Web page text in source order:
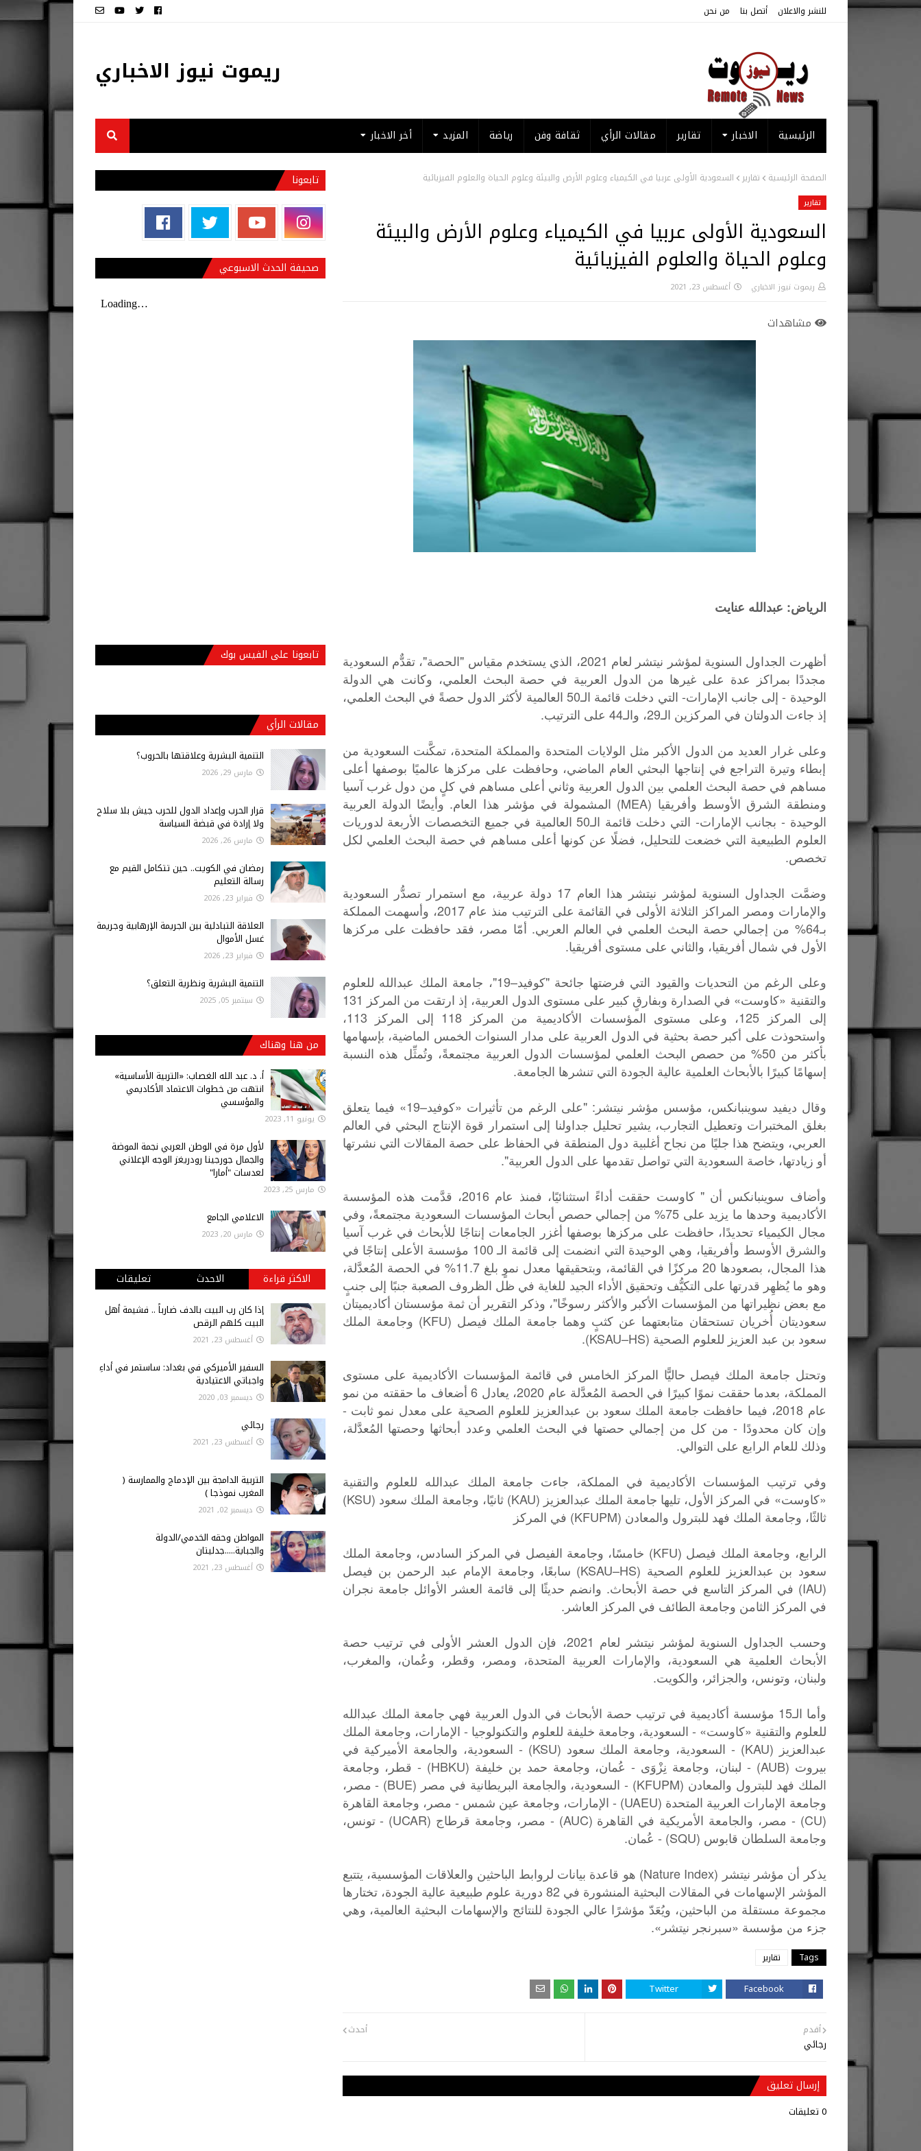
للنشر والاعلان أتصل بنا من نحن
ريموت نيوز الاخباري
الرئيسية الاخبار تقارير مقالات الرأي ثقافة وفن رياضة المزيد أخر الاخبار
الصفحة الرئيسية تقارير السعودية الأولى عربيا في الكيمياء وعلوم الأرض والبيئة وعلوم الحياة والعلوم الفيزيائية
تقارير
السعودية الأولى عربيا في الكيمياء وعلوم الأرض والبيئة
وعلوم الحياة والعلوم الفيزيائية
ريموت نيوز الاخباري أغسطس 23, 2021
مشاهدات
الرياض: عبدالله عنايت
أظهرت الجداول السنوية لمؤشر نيتشر لعام 2021، الذي يستخدم مقياس "الحصة"، تقدٌّم السعودية
مجددًا بمراكز عدة على غيرها من الدول العربية في حصة البحث العلمي، وكانت هي الدولة
الوحيدة - إلى جانب الإمارات- التي دخلت قائمة الـ50 العالمية لأكثر الدول حصةً في البحث العلمي،
إذ جاءت الدولتان في المركزين الـ29، والـ44 على الترتيب.
وعلى غرار العديد من الدول الأكبر مثل الولايات المتحدة والمملكة المتحدة، تمكَّنت السعودية من
إبطاء وتيرة التراجع في إنتاجها البحثي العام الماضي، وحافظت على مركزها عالميًا بوصفها أعلى
مساهم في حصة البحث العلمي بين الدول العربية وثاني أعلى مساهم في كلٍ من دول غرب آسيا
ومنطقة الشرق الأوسط وأفريقيا (MEA) المشمولة في مؤشر هذا العام. وأيضًا الدولة العربية
الوحيدة - بجانب الإمارات- التي دخلت قائمة الـ50 العالمية في جميع التخصصات الأربعة لدوريات
العلوم الطبيعية التي خضعت للتحليل، فضلًا عن كونها أعلى مساهم في حصة البحث العلمي لكل
تخصص.
وضمَّت الجداول السنوية لمؤشر نيتشر هذا العام 17 دولة عربية، مع استمرار تصدُّر السعودية
والإمارات ومصر المراكز الثلاثة الأولى في القائمة على الترتيب منذ عام 2017، وأسهمت المملكة
بـ64% من إجمالي حصة البحث العلمي في العالم العربي. أمّا مصر، فقد حافظت على مركزها
الأول في شمال أفريقيا، والثاني على مستوى أفريقيا.
وعلى الرغم من التحديات والقيود التي فرضتها جائحة "كوفيد–19"، جامعة الملك عبدالله للعلوم
والتقنية «كاوست» في الصدارة وبفارقٍ كبير على مستوى الدول العربية، إذ ارتقت من المركز 131
إلى المركز 125، وعلى مستوى المؤسسات الأكاديمية من المركز 118 إلى المركز 113،
واستحوذت على أكبر حصة بحثية في الدول العربية على مدار السنوات الخمس الماضية، بإسهامها
بأكثر من 50% من حصص البحث العلمي لمؤسسات الدول العربية مجتمعةً، وتُمثِّل هذه النسبة
إسهامًا كبيرًا بالأبحاث العلمية عالية الجودة التي تنشرها الجامعة.
وقال ديفيد سوينبانكس، مؤسس مؤشر نيتشر: "على الرغم من تأثيرات «كوفيد–19» فيما يتعلق
بغلق المختبرات وتعطيل التجارب، يشير تحليل جداولنا إلى استمرار قوة الإنتاج البحثي في العالم
العربي، ويتضح هذا جليًا من نجاح أغلبية دول المنطقة في الحفاظ على حصة المقالات التي نشرتها
أو زيادتها، خاصة السعودية التي تواصل تقدمها على الدول العربية".
وأضاف سوينبانكس أن " كاوست حققت أداءً استثنائيًا، فمنذ عام 2016، قدَّمت هذه المؤسسة
الأكاديمية وحدها ما يزيد على 75% من إجمالي حصص أبحاث المؤسسات السعودية مجتمعةً، وفي
مجال الكيمياء تحديدًا، حافظت على مركزها بوصفها أغزر الجامعات إنتاجًا للأبحاث في غرب آسيا
والشرق الأوسط وأفريقيا، وهي الوحيدة التي انضمت إلى قائمة الـ 100 مؤسسة الأعلى إنتاجًا في
هذا المجال، بصعودها 20 مركزًا في القائمة، وبتحقيقها معدل نموٍ بلغ 11.7% في الحصة المُعدَّلة،
وهو ما يُظهِر قدرتها على التكيُّف وتحقيق الأداء الجيد للغاية في ظل الظروف الصعبة جنبًا إلى جنبٍ
مع بعض نظيراتها من المؤسسات الأكبر والأكثر رسوخًا"، وذكر التقرير أن ثمة مؤسستان أكاديميتان
سعوديتان أُخريان تستحقان متابعتهما عن كثبٍ وهما جامعة الملك فيصل (KFU) وجامعة الملك
سعود بن عبد العزيز للعلوم الصحية (KSAU–HS).
وتحتل جامعة الملك فيصل حاليًّا المركز الخامس في قائمة المؤسسات الأكاديمية على مستوى
المملكة، بعدما حققت نموًا كبيرًا في الحصة المُعدَّلة عام 2020، يعادل 6 أضعاف ما حققته من نمو
عام 2018، فيما حافظت جامعة الملك سعود بن عبدالعزيز للعلوم الصحية على معدل نمو ثابت -
وإن كان محدودًا - من كل من إجمالي حصتها في البحث العلمي وعدد أبحاثها وحصتها المُعدَّلة،
وذلك للعام الرابع على التوالي.
وفي ترتيب المؤسسات الأكاديمية في المملكة، جاءت جامعة الملك عبدالله للعلوم والتقنية
«كاوست» في المركز الأول، تليها جامعة الملك عبدالعزيز (KAU) ثانيًا، وجامعة الملك سعود (KSU)
ثالثًا، وجامعة الملك فهد للبترول والمعادن (KFUPM) في المركز
الرابع، وجامعة الملك فيصل (KFU) خامسًا، وجامعة الفيصل في المركز السادس، وجامعة الملك
سعود بن عبدالعزيز للعلوم الصحية (KSAU–HS) سابعًا، وجامعة الإمام عبد الرحمن بن فيصل
(IAU) في المركز التاسع في حصة الأبحاث. وانضم حديثًا إلى قائمة العشر الأوائل جامعة نجران
في المركز الثامن وجامعة الطائف في المركز العاشر.
وحسب الجداول السنوية لمؤشر نيتشر لعام 2021، فإن الدول العشر الأولى في ترتيب حصة
الأبحاث العلمية هي السعودية، والإمارات العربية المتحدة، ومصر، وقطر، وعُمان، والمغرب،
ولبنان، وتونس، والجزائر، والكويت.
وأما الـ15 مؤسسة أكاديمية في ترتيب حصة الأبحاث في الدول العربية فهي جامعة الملك عبدالله
للعلوم والتقنية «كاوست» - السعودية، وجامعة خليفة للعلوم والتكنولوجيا - الإمارات، وجامعة الملك
عبدالعزيز (KAU) - السعودية، وجامعة الملك سعود (KSU) - السعودية، والجامعة الأميركية في
بيروت (AUB) - لبنان، وجامعة نِزْوَى - عُمان، وجامعة حمد بن خليفة (HBKU) - قطر، وجامعة
الملك فهد للبترول والمعادن (KFUPM) - السعودية، والجامعة البريطانية في مصر (BUE) - مصر،
وجامعة الإمارات العربية المتحدة (UAEU) - الإمارات، وجامعة عين شمس - مصر، وجامعة القاهرة
(CU) - مصر، والجامعة الأمريكية في القاهرة (AUC) - مصر، وجامعة قرطاج (UCAR) - تونس،
وجامعة السلطان قابوس (SQU) - عُمان.
يذكر أن مؤشر نيتشر (Nature Index) هو قاعدة بيانات لروابط الباحثين والعلاقات المؤسسية، يتتبع
المؤشر
الإسهامات في المقالات البحثية المنشورة في دورية علوم طبيعية عالية الجودة، تختارها
مجموعة مستقلة من الباحثين، ويُعَدّ مؤشرًا عالي الجودة للنتائج والإسهامات البحثية العالمية، وهي
جزء من مؤسسة «سبرنجر نيتشر ».
Tags تقارير
Facebook
Twitter
أحدث أقدم
رجائي
إرسال تعليق
0 تعليقات
تابعونا
صحيفة الحدث الاسبوعي
تابعونا على الفيس بوك
مقالات الرأي
التنمية البشرية وعلاقتها بالحروب؟
مارس 29, 2026
قرار الحرب وإعداد الدول للحرب جيش بلا سلاح
ولا إرادة في قبضة السياسة
مارس 26, 2026
رمضان في الكويت.. حين تتكامل القيم مع
رسالة التعليم
فبراير 23, 2026
العلاقة التبادلية بين الجريمة الإرهابية وجريمة
غسل الأموال
فبراير 23, 2026
التنمية البشرية ونظرية التعلق؟
سبتمبر 05, 2025
من هنا وهناك
أ‌. د. عبد الله الغصاب: «التربية الأساسية»
انتهت من خطوات الاعتماد الأكاديمي
والمؤسسي
يونيو 11, 2023
لأول مرة في الوطن العربي نجمة الموضة
والجمال جورجينا رودريغز الوجه الإعلاني
لعدسات "أمارا"
مارس 25, 2023
الاعلامي الجامع
مارس 20, 2023
الاكثر قراءة الاحدث تعليقات
إذا كان رب البيت بالدف ضارباً .. فشيمة أهل
البيت كلهم الرقص
أغسطس 23, 2021
السفير الأميركي في بغداد: ساستمر في أداءِ
واجباتي الاعتيادية
ديسمبر 03, 2020
رجائي
أغسطس 23, 2021
التربية الدامجة بين الإدماج والممارسة (
المغرب نموذجا )
ديسمبر 02, 2021
المواطن وحقه الخدمي/الدولة
والجباية.....جدليتان
أغسطس 23, 2021